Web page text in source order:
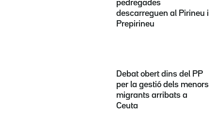
pedregades
descarreguen al Pirineu i
Prepirineu
Debat obert dins del PP
per la gestió dels menors
migrants arribats a
Ceuta